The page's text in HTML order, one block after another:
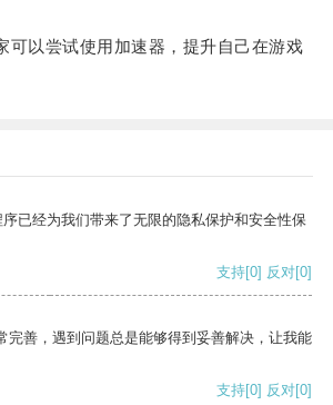
以尝试使用加速器，提升自己在游戏
已经为我们带来了无限的隐私保护和安全性保
支持[0] 反对[0]
完善，遇到问题总是能够得到妥善解决，让我能
支持[0] 反对[0]